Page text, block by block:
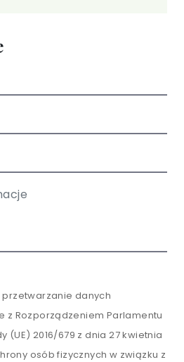
danych
z Rozporządzeniem Parlamentu
(UE) 2016/679 z dnia 27 kwietnia
osób fizycznych w związku z